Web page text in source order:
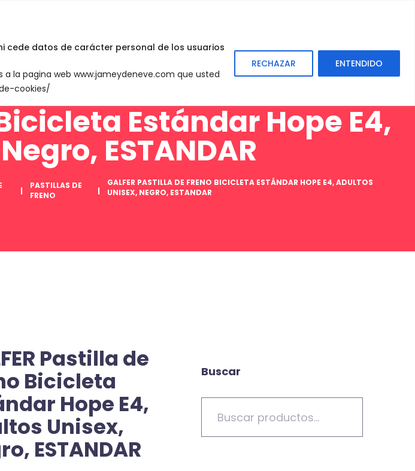
cede datos de carácter personal de los usuarios
la pagina web www.jameydeneve.com que usted
cookies/
RECHAZAR ENTENDIDO
Estándar Hope E4,
ESTANDAR
PASTILLAS DE
FRENO
GALFER PASTILLA DE FRENO BICICLETA ESTÁNDAR HOPE E4, ADULTOS
UNISEX, NEGRO, ESTANDAR
Pastilla de
Bicicleta
Hope E4,
Unisex,
ESTANDAR
Buscar